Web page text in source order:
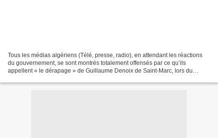
Tous les médias algériens (Télé, presse, radio), en attendant les réactions
du gouvernement, se sont montrés totalement offensés par ce qu’ils
appellent « le dérapage » de Guillaume Denoix de Saint-Marc, lors du